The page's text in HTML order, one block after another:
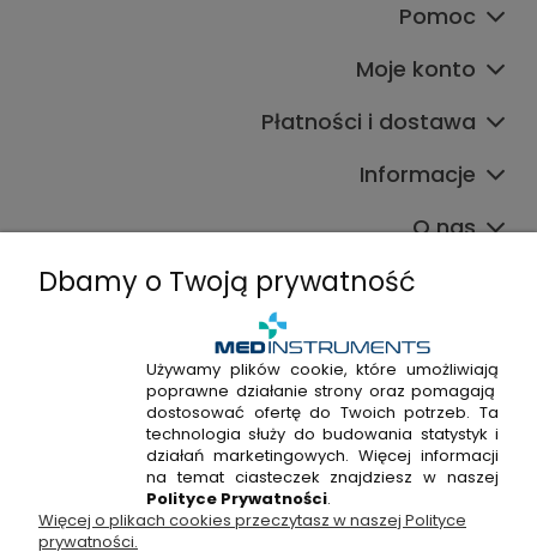
Pomoc
Moje konto
Płatności i dostawa
Informacje
O nas
+48 720 915 338
+48 22 298 53 38
Napisz do nas!
Hossa Medical Sp. z o. o. | ul. Kryształowa 33A, 01-356
Warszawa, woj. mazowieckie | NIP: 7010404814, REGON:
Dbamy o Twoją prywatność
Używamy plików cookie, które umożliwiają
poprawne działanie strony oraz pomagają
dostosować ofertę do Twoich potrzeb. Ta
technologia służy do budowania statystyk i
działań marketingowych. Więcej informacji
na temat ciasteczek znajdziesz w naszej
Polityce Prywatności.
Więcej o plikach cookies przeczytasz w naszej Polityce
prywatności.